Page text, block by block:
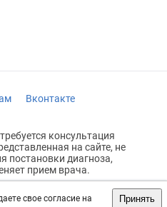
свое согласие на
Принять
Вконтакте
консультация
на сайте, не
постановки диагноза,
прием врача.